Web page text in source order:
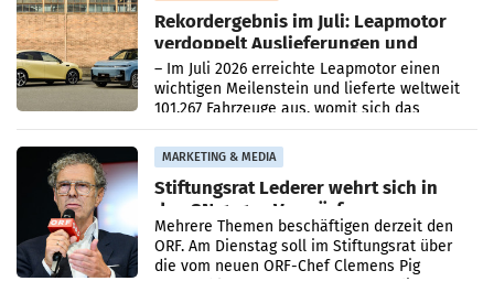
Rekordergebnis im Juli: Leapmotor
verdoppelt Auslieferungen und
überschreitet die 100.000er-Marke
– Im Juli 2026 erreichte Leapmotor einen
wichtigen Meilenstein und lieferte weltweit
101.267 Fahrzeuge aus, womit sich das
Ergebnis gegenüber Juli 2025 mehr als
verdoppelte (+102
MARKETING & MEDIA
Stiftungsrat Lederer wehrt sich in
den SN gegen Vorwürfe
Mehrere Themen beschäftigen derzeit den
ORF. Am Dienstag soll im Stiftungsrat über
die vom neuen ORF-Chef Clemens Pig